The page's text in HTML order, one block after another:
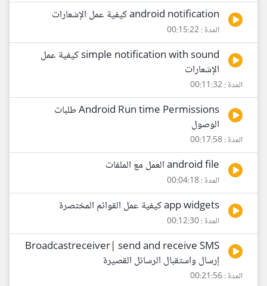
android notification كيفية عمل الإشعارات
المدة : 00:15:22
simple notification with sound كيفية عمل
الإشعارات
المدة : 00:11:32
Android Run time Permissions طلبات
الوصول
المدة : 00:17:58
android file العمل مع الملفات
المدة : 00:04:18
app widgets كيفية عمل القوائم المختصرة
المدة : 00:12:30
Broadcastreceiver| send and receive SMS
إرسال واستقبال الرسائل القصيرة
المدة : 00:21:56